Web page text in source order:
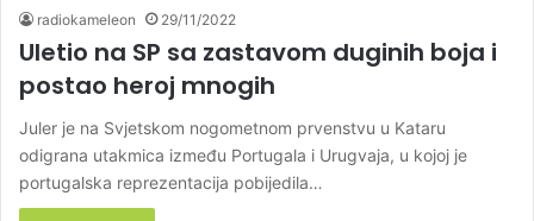
radiokameleon 29/11/2022
Uletio na SP sa zastavom duginih boja i
postao heroj mnogih
Juler je na Svjetskom nogometnom prvenstvu u Kataru
odigrana utakmica između Portugala i Urugvaja, u kojoj je
portugalska reprezentacija pobijedila…